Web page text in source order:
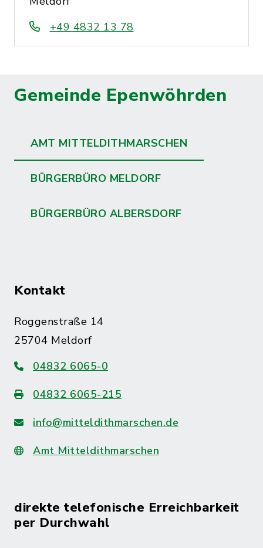
+49 4832 13 78
Gemeinde Epenwöhrden
AMT MITTELDITHMARSCHEN
BÜRGERBÜRO MELDORF
BÜRGERBÜRO ALBERSDORF
Kontakt
Roggenstraße 14
25704 Meldorf
04832 6065-0
04832 6065-215
info@mitteldithmarschen.de
Amt Mitteldithmarschen
direkte telefonische Erreichbarkeit
per Durchwahl